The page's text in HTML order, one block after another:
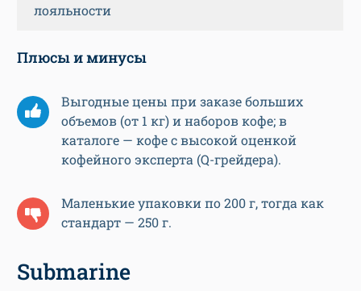
лояльности
Плюсы и минусы
Выгодные цены при заказе больших
объемов (от 1 кг) и наборов кофе; в
каталоге — кофе с высокой оценкой
кофейного эксперта (Q-грейдера).
Маленькие упаковки по 200 г, тогда как
стандарт — 250 г.
Submarine